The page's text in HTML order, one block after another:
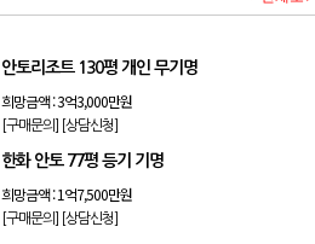
안토리조트 130평 개인 무기명
희망금액 :3억3,000만원
[구매문의] [상담신청]
한화 안토 77평 등기 기명
희망금액 :1억7,500만원
[구매문의] [상담신청]